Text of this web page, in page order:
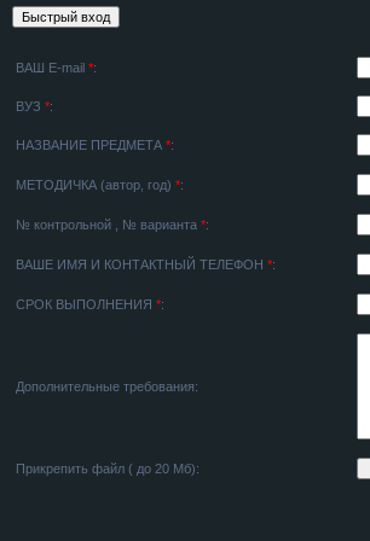
ВАШ E-mail *:
ВУЗ *:
НАЗВАНИЕ ПРЕДМЕТА *:
МЕТОДИЧКА (автор, год) *:
№ контрольной , № варианта *:
ВАШЕ ИМЯ И КОНТАКТНЫЙ ТЕЛЕФОН *:
СРОК ВЫПОЛНЕНИЯ *:
Дополнительные требования:
Прикрепить файл ( до 20 Мб):